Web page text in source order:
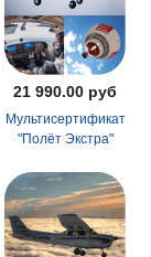
21 990.00 руб
Мультисертификат
"Полёт Экстра"